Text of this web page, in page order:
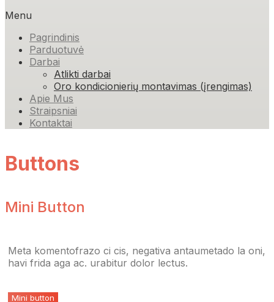
Menu
Pagrindinis
Parduotuvė
Darbai
Atlikti darbai
Oro kondicionierių montavimas (įrengimas)
Apie Mus
Straipsniai
Kontaktai
Buttons
Mini Button
Meta komentofrazo ci cis, negativa antaumetado la oni,
havi frida aga ac. urabitur dolor lectus.
Mini button